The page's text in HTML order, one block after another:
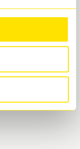
hos oss
däckverkstäder i
eller
och tid för
körning.